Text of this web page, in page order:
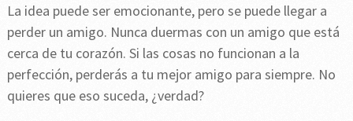
La idea puede ser emocionante, pero se puede llegar a
perder un amigo. Nunca duermas con un amigo que está
cerca de tu corazón. Si las cosas no funcionan a la
perfección, perderás a tu mejor amigo para siempre. No
quieres que eso suceda, ¿verdad?